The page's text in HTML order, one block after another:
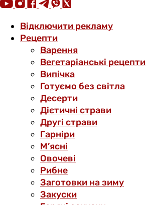
Відключити рекламу
Рецепти
Варення
Вегетаріанські рецепти
Випічка
Готуємо без світла
Десерти
Дієтичні страви
Другі страви
Гарніри
М’ясні
Овочеві
Рибне
Заготовки на зиму
Закуски